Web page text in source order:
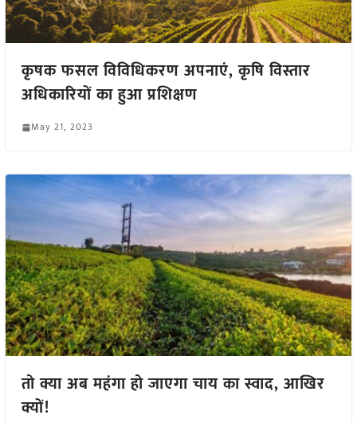
कृषक फसल विविधिकरण अपनाएं, कृषि विस्तार
अधिकारियों का हुआ प्रशिक्षण
May 21, 2023
तो क्या अब महंगा हो जाएगा चाय का स्वाद, आखिर
क्यों!